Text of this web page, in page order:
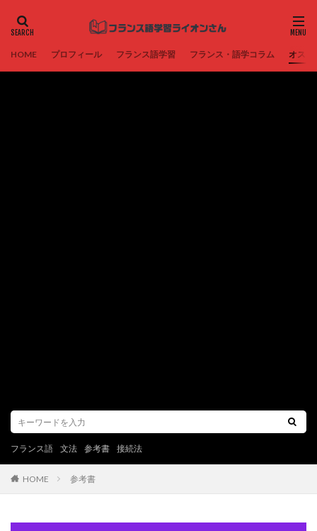
HOME プロフィール フランス語学習 フランス・語学コラム オスス
フランス語 文法 参考書 接続法
HOME 参考書